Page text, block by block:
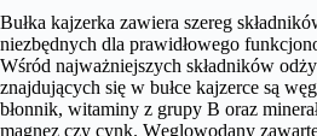
Bułka kajzerka zawiera szereg
niezbędnych dla prawidłowego
Wśród najważniejszych składników
znajdujących się w bułce kajzerce są
błonnik, witaminy z grupy B oraz
magnez czy cynk. Węglowodany